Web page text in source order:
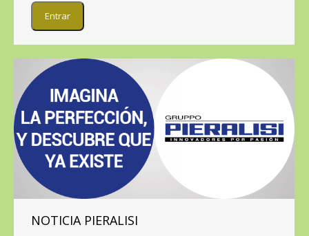
NOTICIA PIERALISI